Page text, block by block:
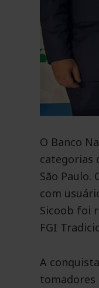
O Banco
categorias
São Paulo.
com
Sicoob foi
FGI
A
tomadores